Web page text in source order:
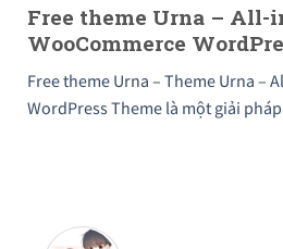
Free theme Urna – All-
WooCommerce
Free theme Urna – Theme Urna –
WordPress Theme là một giải